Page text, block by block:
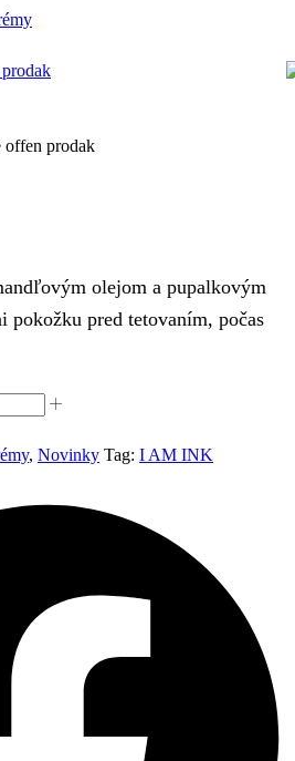
olejom a pupalkovým
pokožku pred tetovaním, počas
, Novinky Tag: I AM INK